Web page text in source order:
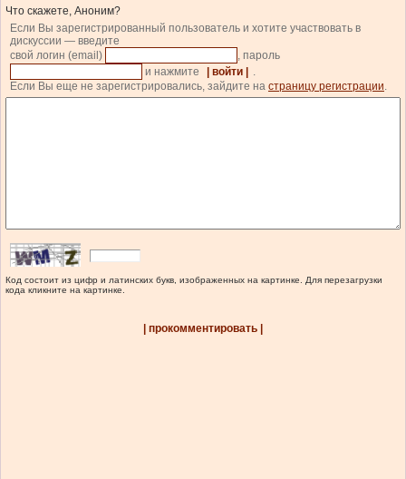
Что скажете, Аноним?
Если Вы зарегистрированный пользователь и хотите участвовать в
дискуссии — введите
свой логин (email)
, пароль
и нажмите
| войти |
.
Если Вы еще не зарегистрировались, зайдите на страницу регистрации.
Код состоит из цифр и латинских букв, изображенных на картинке. Для перезагрузки
кода кликните на картинке.
| прокомментировать |